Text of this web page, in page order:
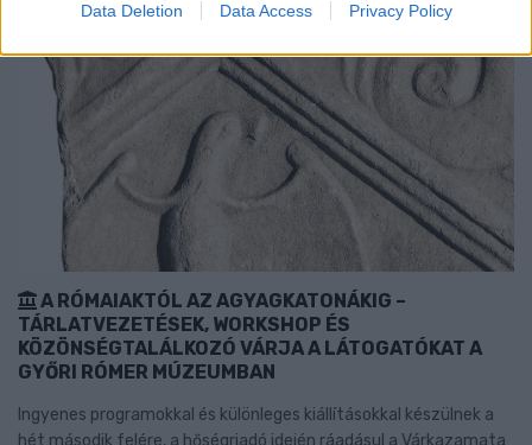
Data Deletion Data Access Privacy Policy
A RÓMAIAKTÓL AZ AGYAGKATONÁKIG –
TÁRLATVEZETÉSEK, WORKSHOP ÉS
KÖZÖNSÉGTALÁLKOZÓ VÁRJA A LÁTOGATÓKAT A
GYŐRI RÓMER MÚZEUMBAN
Ingyenes programokkal és különleges kiállításokkal készülnek a
hét második felére, a hőségriadó idején ráadásul a Várkazamata